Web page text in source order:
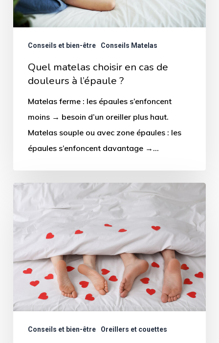
douleurs
Conseils et bien-être Conseils Matelas
Quel matelas choisir en cas de
douleurs à l’épaule ?
Matelas ferme : les épaules s’enfoncent
moins → besoin d’un oreiller plus haut.
Matelas souple ou avec zone épaules : les
épaules s’enfoncent davantage →…
Comment
entretenir
couette
Conseils et bien-être Oreillers et couettes